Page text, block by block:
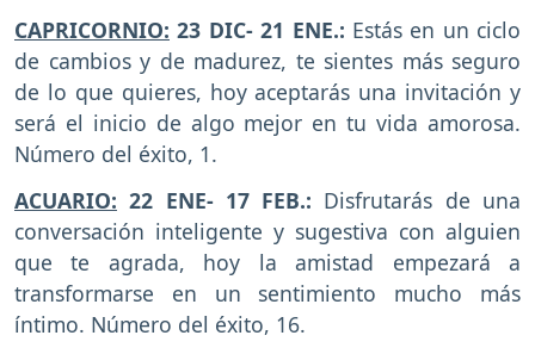
CAPRICORNIO: 23 DIC- 21 ENE.: Estás en un ciclo
de cambios y de madurez, te sientes más seguro
de lo que quieres, hoy aceptarás una invitación y
será el inicio de algo mejor en tu vida amorosa.
Número del éxito, 1.
ACUARIO: 22 ENE- 17 FEB.: Disfrutarás de una
conversación inteligente y sugestiva con alguien
que te agrada, hoy la amistad empezará a
transformarse en un sentimiento mucho más
íntimo. Número del éxito, 16.